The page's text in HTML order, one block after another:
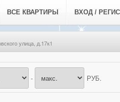
ВСЕ КВАРТИРЫ ВХОД /
улица, д.17к1
- РУБ.